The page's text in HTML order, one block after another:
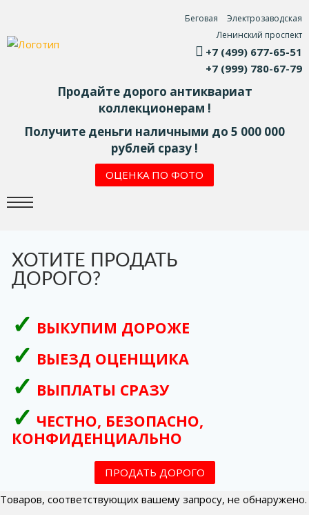
Беговая
Электрозаводская
Ленинский проспект
+7 (499) 677-65-51
+7 (999) 780-67-79
Продайте дорого антиквариат
коллекционерам !
Получите деньги наличными до 5 000 000
рублей сразу !
ОЦЕНКА ПО ФОТО
ХОТИТЕ ПРОДАТЬ
ДОРОГО?
ВЫКУПИМ ДОРОЖЕ
ВЫЕЗД ОЦЕНЩИКА
ВЫПЛАТЫ СРАЗУ
ЧЕСТНО, БЕЗОПАСНО,
КОНФИДЕНЦИАЛЬНО
ПРОДАТЬ ДОРОГО
Товаров, соответствующих вашему запросу, не обнаружено.